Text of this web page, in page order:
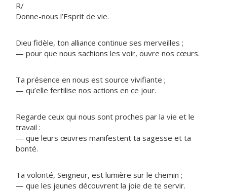
R/
Donne-nous l’Esprit de vie.
Dieu fidèle, ton alliance continue ses merveilles ;
— pour que nous sachions les voir, ouvre nos cœurs.
Ta présence en nous est source vivifiante ;
— qu’elle fertilise nos actions en ce jour.
Regarde ceux qui nous sont proches par la vie et le
travail :
— que leurs œuvres manifestent ta sagesse et ta
bonté.
Ta volonté, Seigneur, est lumière sur le chemin ;
— que les jeunes découvrent la joie de te servir.